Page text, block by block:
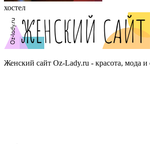
хостел
Женский сайт Oz-Lady.ru - красота, мода